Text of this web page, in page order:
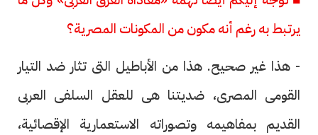
يرتبط به رغم أنه مكون من المكونات المصرية؟
- هذا غير صحيح. هذا من الأباطيل التى تثار ضد التيار
القومى المصرى، ضديتنا هى للعقل السلفى العربى
القديم بمفاهيمه وتصوراته الاستعمارية الإقصائية،